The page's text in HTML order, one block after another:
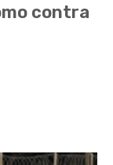
contra